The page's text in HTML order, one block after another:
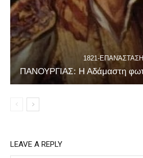
1821-ΕΠΑΝΆΣΤΑΣΗ
ΠΑΝΟΥΡΓΙΑΣ: Η Αδάμαστη
LEAVE A REPLY